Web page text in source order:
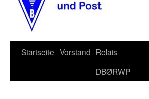
Zum
Startseite Vorstand Relais
DBØRWP